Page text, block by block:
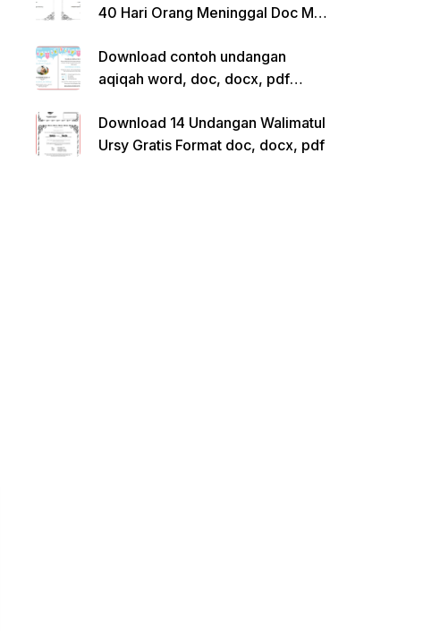
40 Hari Orang Meninggal Doc Ms.
Download contoh undangan
aqiqah word, doc, docx, pdf
Download 14 Undangan Walimatul
Ursy Gratis Format doc, docx, pdf